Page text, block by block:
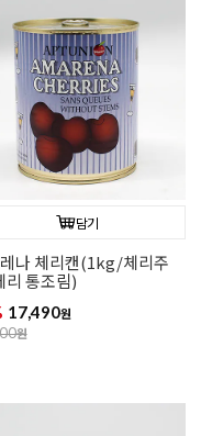
담기
나 체리캔(1kg/체리주
리 통조림)
17,490원
원